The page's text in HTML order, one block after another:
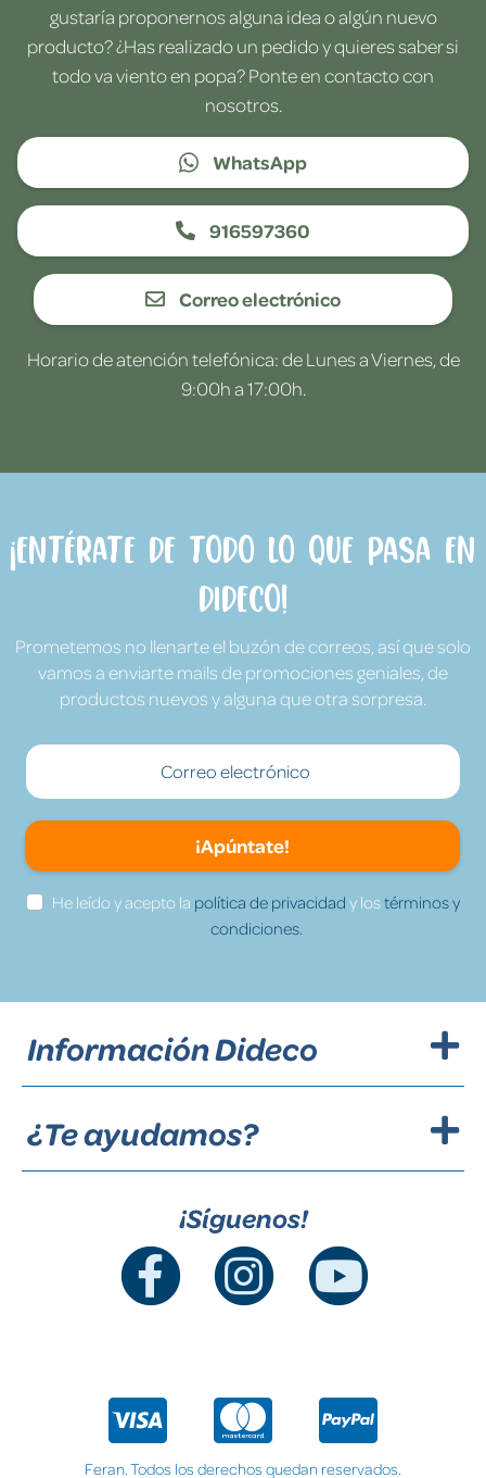
gustaría proponernos alguna idea o algún nuevo
producto? ¿Has realizado un pedido y quieres saber si
todo va viento en popa? Ponte en contacto con
nosotros.
WhatsApp
916597360
Correo electrónico
Horario de atención telefónica: de Lunes a Viernes, de
9:00h a 17:00h.
¡Entérate de todo lo que pasa en
Dideco!
Prometemos no llenarte el buzón de correos, así que solo
vamos a enviarte mails de promociones geniales, de
productos nuevos y alguna que otra sorpresa.
¡Apúntate!
He leído y acepto la política de privacidad y lostérminos y
condiciones.
Información Dideco
¿Te ayudamos?
¡Síguenos!
Feran. Todos los derechos quedan reservados.